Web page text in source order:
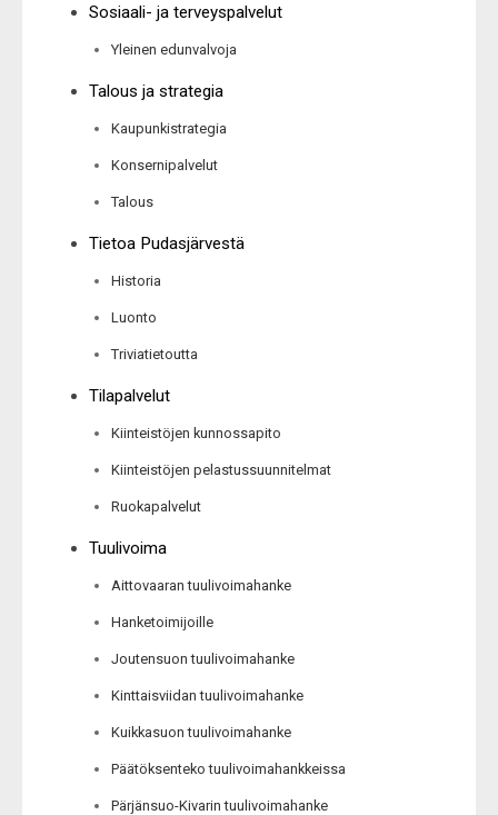
Sosiaali- ja terveyspalvelut
Yleinen edunvalvoja
Talous ja strategia
Kaupunkistrategia
Konsernipalvelut
Talous
Tietoa Pudasjärvestä
Historia
Luonto
Triviatietoutta
Tilapalvelut
Kiinteistöjen kunnossapito
Kiinteistöjen pelastussuunnitelmat
Ruokapalvelut
Tuulivoima
Aittovaaran tuulivoimahanke
Hanketoimijoille
Joutensuon tuulivoimahanke
Kinttaisviidan tuulivoimahanke
Kuikkasuon tuulivoimahanke
Päätöksenteko tuulivoimahankkeissa
Pärjänsuo-Kivarin tuulivoimahanke